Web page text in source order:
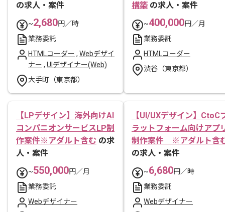
の求人・案件
~2,680円／時
業務委託
HTMLコーダー , Webデザイ
ナー , UIデザイナー(Web)
大手町（東京都）
構築 の求人・案件
~400,000円／月
業務委託
HTMLコーダー
渋谷（東京都）
【LPデザイン】海外向けAI
コンパニオンサービスLP制
作案件※アダルト含む の求
人・案件
~550,000円／月
業務委託
Webデザイナー
【UI/UXデザイン】CtoC
ラットフォーム向けアプ
制作案件 ※アダルト含
の求人・案件
~6,680円／時
業務委託
Webデザイナー